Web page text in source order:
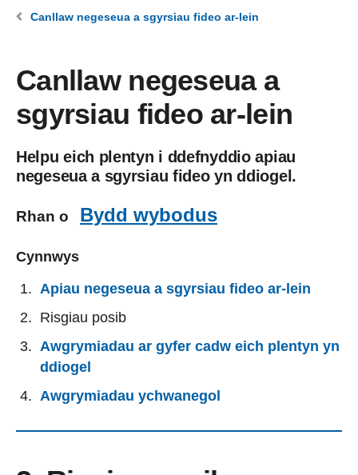
Canllaw negeseua a sgyrsiau fideo ar-lein
Canllaw negeseua a
sgyrsiau fideo ar-lein
Helpu eich plentyn i ddefnyddio apiau
negeseua a sgyrsiau fideo yn ddiogel.
Rhan o Bydd wybodus
Cynnwys
Apiau negeseua a sgyrsiau fideo ar-lein
Risgiau posib
Awgrymiadau ar gyfer cadw eich plentyn yn
ddiogel
Awgrymiadau ychwanegol